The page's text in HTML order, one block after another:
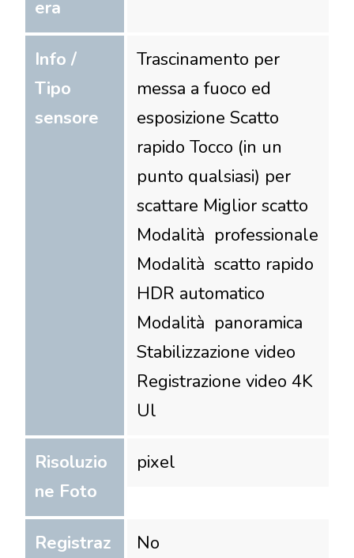
era
Info /
Tipo
sensore
Trascinamento per
messa a fuoco ed
esposizione Scatto
rapido Tocco (in un
punto qualsiasi) per
scattare Miglior scatto
Modalità professionale
Modalità scatto rapido
HDR automatico
Modalità panoramica
Stabilizzazione video
Registrazione video 4K
Ul
Risoluzio
ne Foto
pixel
Registraz
No